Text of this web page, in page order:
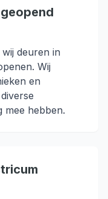
deuren in
Wij
en
mee hebben.